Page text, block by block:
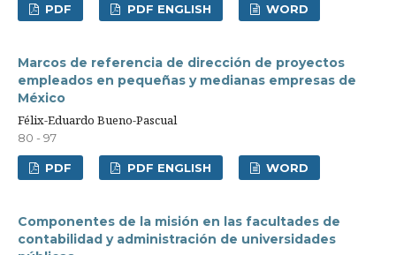
PDF PDF ENGLISH WORD
Marcos de referencia de dirección de proyectos
empleados en pequeñas y medianas empresas de
México
Félix-Eduardo Bueno-Pascual
80 - 97
PDF PDF ENGLISH WORD
Componentes de la misión en las facultades de
contabilidad y administración de universidades